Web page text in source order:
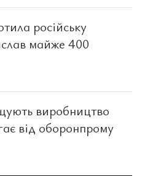
російську
майже 400
виробництво
від оборонпрому